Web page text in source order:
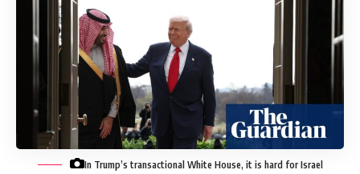
In Trump’s transactional White House, it is hard for Israel